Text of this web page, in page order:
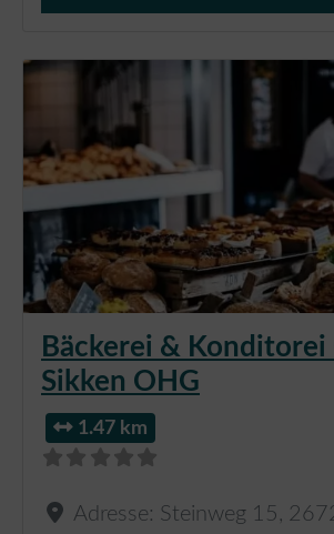
Bäckerei & Konditorei
Sikken OHG
1.47 km
Adresse: Steinweg 15 ,